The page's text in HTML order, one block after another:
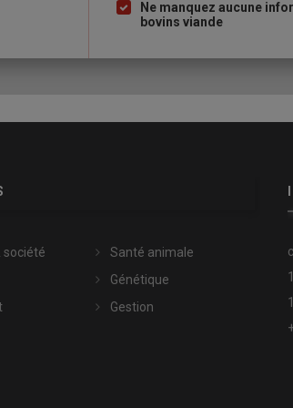
en Vendée
et changer beaucoup de choses à
devait se trouver dans le
le pourcentage est passé à 75 %
hors du périmètre, donc ça m’a enlevé
Ne manquez aucune
bovins viande
société
Santé animale
Génétique
Gestion